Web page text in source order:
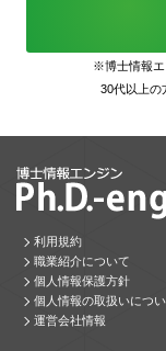
※博士情報エ
30代以上の
利用規約
職業紹介について
個人情報保護方針
個人情報の取扱いにつ
運営会社情報